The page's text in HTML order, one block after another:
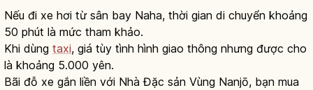
Nếu đi xe hơi từ sân bay Naha, thời gian di chuyển khoảng
50 phút là mức tham khảo.
Khi dùng taxi, giá tùy tình hình giao thông nhưng được cho
là khoảng 5.000 yên.
Bãi đỗ xe gắn liền với Nhà Đặc sản Vùng Nanjō, bạn mua